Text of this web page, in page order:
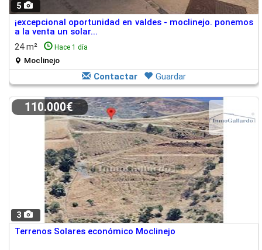
5
¡excepcional oportunidad en valdes - moclinejo. ponemos
a la venta un solar...
24 m²
Hace 1 día
Moclinejo
Contactar Guardar
3
110.000€
Terrenos Solares económico Moclinejo